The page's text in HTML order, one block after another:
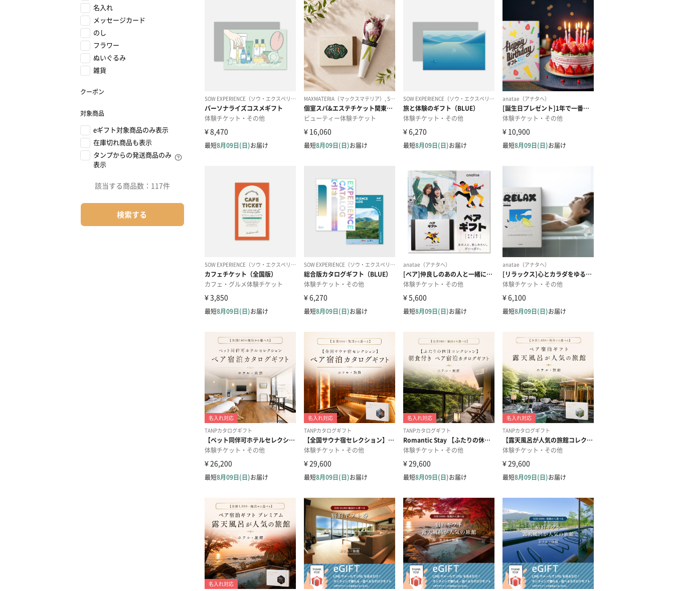
名入れ
メッセージカード
のし
フラワー
ぬいぐるみ
雑貨
クーポン
対象商品
eギフト対象商品のみ表示
在庫切れ商品も表示
タンプからの発送商品のみ
表示
該当する商品数： 117件
検索する